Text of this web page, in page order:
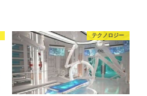
テクノロジー